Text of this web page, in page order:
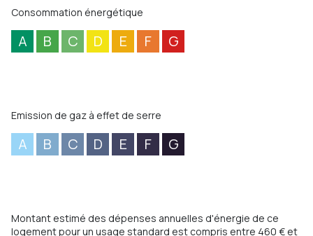
Consommation énergétique
A B C D E F G
Emission de gaz à effet de serre
A B C D E F G
Montant estimé des dépenses annuelles d'énergie de ce
logement pour un usage standard est compris entre 460 € et